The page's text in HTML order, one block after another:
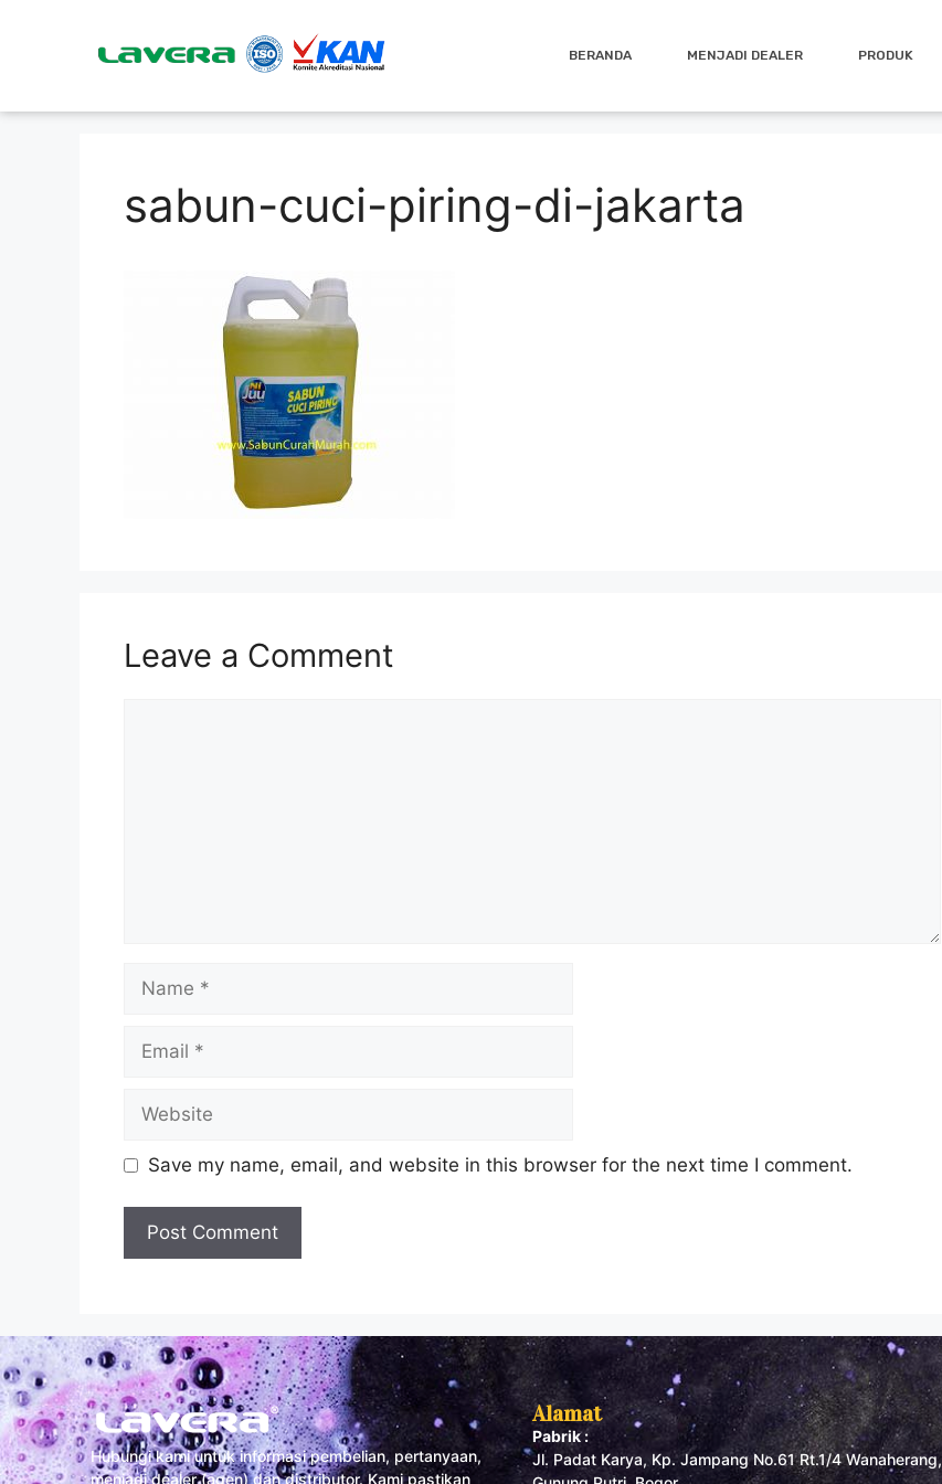
BERANDA MENJADI DEALER PRODUK
sabun-cuci-piring-di-jakarta
Leave a Comment
Save my name, email, and website in this browser for the next time I comment.
Hubungi kami untuk informasi pembelian, pertanyaan,
menjadi dealer (agen) dan distributor. Kami pastikan
Alamat
Pabrik :
Jl. Padat Karya, Kp. Jampang No.61 Rt.1/4 Wanaherang,